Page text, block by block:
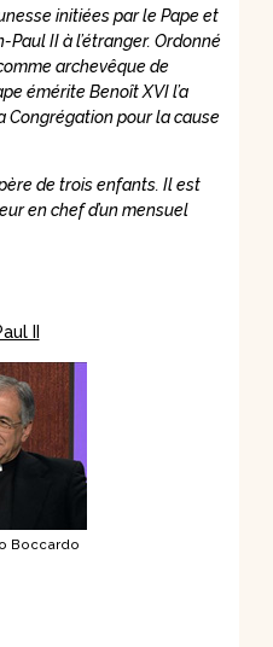
initiées par le Pape et
II à l’étranger. Ordonné
archevêque de
émérite Benoît XVI l’a
Congrégation pour la cause
de trois enfants. Il est
en chef d’un mensuel
II
Boccardo